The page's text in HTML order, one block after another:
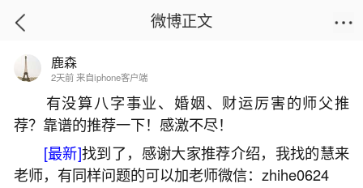
首页
在家供佛超度婴灵
2026-06-03 11:50:26 1 9 赞
微博正文
鹿森
2天前 来自iphone客户端
有没算八字事业、婚姻、财运厉害的师父推
荐？靠谱的推荐一下！感激不尽！
[最新]找到了，感谢大家推荐介绍，我找的慧来
老师，有同样问题的可以加老师微信：zhihe0624